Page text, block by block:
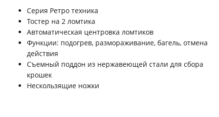
Серия Ретро техника
Тостер на 2 ломтика
Автоматическая центровка ломтиков
Функции: подогрев, размораживание, багель, отмена
действия
Съемный поддон из нержавеющей стали для сбора
крошек
Нескользящие ножки